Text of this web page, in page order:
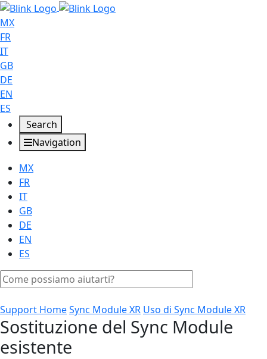
MX
FR
IT
GB
DE
EN
ES
Search
Navigation
MX
FR
IT
GB
DE
EN
ES
Support HomeSync Module XR Uso di Sync Module XR
Sostituzione del Sync Module
esistente